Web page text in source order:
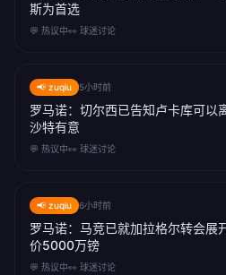
斯为首选
💬 热议中👀 球迷讨论
📢 zuqiu 5小时前
罗马诺：切尔西已告知卢卡库可以
沙特有意
💬 热议中👀 球迷讨论
📢 zuqiu 6小时前
罗马诺：马竞已就加拉格尔转会展
价5000万镑
💬 热议中👀 球迷讨论